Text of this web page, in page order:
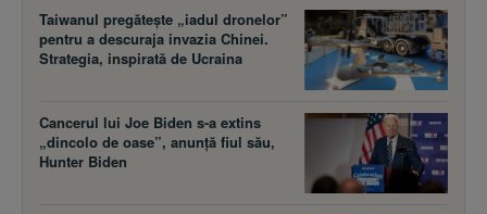
Taiwanul pregătește „iadul dronelor”
pentru a descuraja invazia Chinei.
Strategia, inspirată de Ucraina
Cancerul lui Joe Biden s-a extins
„dincolo de oase”, anunță fiul său,
Hunter Biden